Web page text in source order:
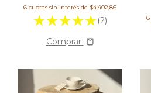
6 cuotas sin interés de $4.402,86
(2)
Comprar
6